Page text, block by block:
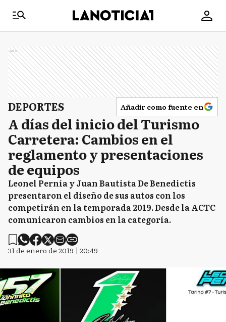
Ads
DEPORTES Añadir como fuente en
A días del inicio del Turismo
Carretera: Cambios en el
reglamento y presentaciones
de equipos
Leonel Pernía y Juan Bautista De Benedictis
presentaron el diseño de sus autos con los
competirán en la temporada 2019. Desde la ACTC
comunicaron cambios en la categoría.
31 de enero de 2019 | 20:49